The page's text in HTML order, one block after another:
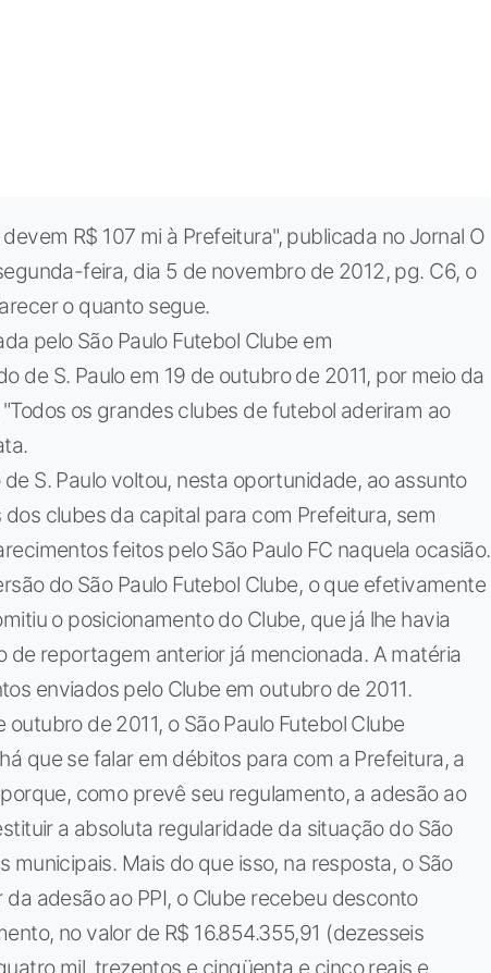
R$ 107 mi à Prefeitura", publicada no Jornal O
feira, dia 5 de novembro de 2012, pg. C6, o
o quanto segue.
pelo São Paulo Futebol Clube em
de S. Paulo em 19 de outubro de 2011, por meio da
os grandes clubes de futebol aderiram ao
S. Paulo voltou, nesta oportunidade, ao assunto
clubes da capital para com Prefeitura, sem
feitos pelo São Paulo FC naquela ocasião.
do São Paulo Futebol Clube, o que efetivamente
o posicionamento do Clube, que já lhe havia
de reportagem anterior já mencionada. A matéria
enviados pelo Clube em outubro de 2011.
de 2011, o São Paulo Futebol Clube
que se falar em débitos para com a Prefeitura, a
como prevê seu regulamento, a adesão ao
a absoluta regularidade da situação do São
municipais. Mais do que isso, na resposta, o São
adesão ao PPI, o Clube recebeu desconto
no valor de R$ 16.854.355,91 (dezesseis
mil, trezentos e cinqüenta e cinco reais e